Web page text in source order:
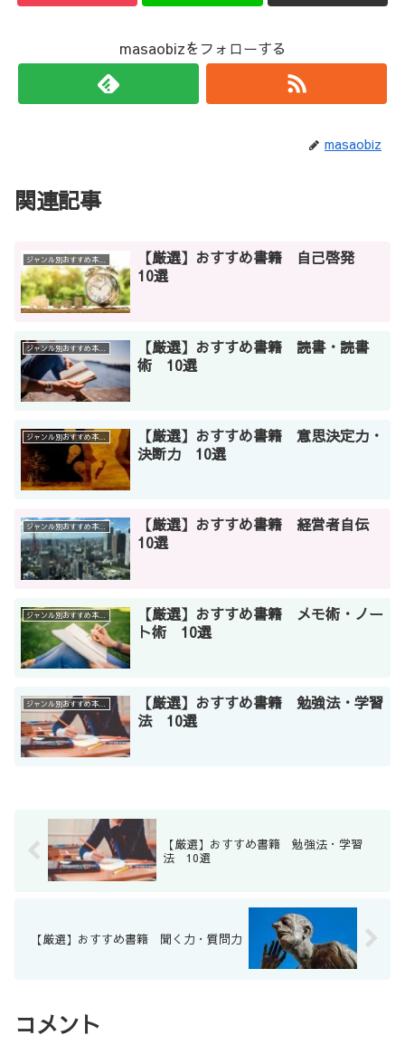
masaobizをフォローする
masaobiz
関連記事
【厳選】おすすめ書籍 自己啓発
10選
【厳選】おすすめ書籍 読書・読書
術 10選
ジャンル別おすすめ本ランキング
【厳選】おすすめ書籍 意思決定力・
決断力 10選
ジャンル別おすすめ本ランキング
【厳選】おすすめ書籍 経営者自伝
10選
【厳選】おすすめ書籍 メモ術・ノー
ト術 10選
ジャンル別おすすめ本ランキング
【厳選】おすすめ書籍 勉強法・学習
法 10選
【厳選】おすすめ書籍 勉強法・学習
法 10選
【厳選】おすすめ書籍 聞く力・質問力
コメント